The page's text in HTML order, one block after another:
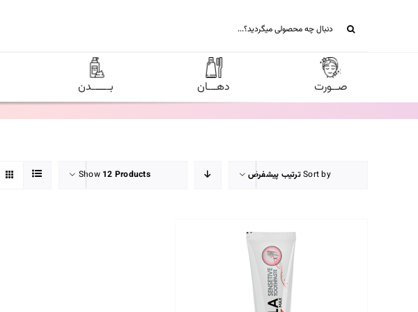
جستجو
صــورت دهـــان بــــــدن
Sort byترتیب پیشفرض Show 12 Products